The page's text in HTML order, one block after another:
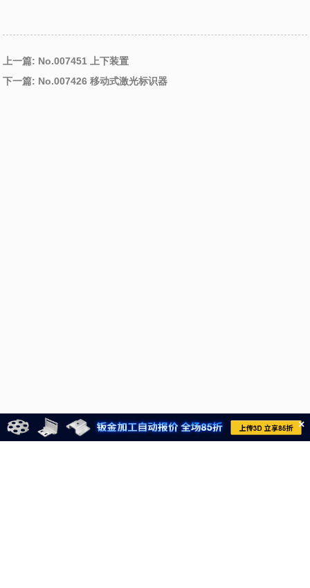
上一篇: No.007451 上下装置
下一篇: No.007426 移动式激光标识器
×